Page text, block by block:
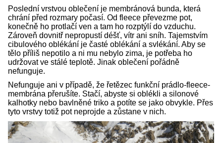
Poslední vrstvou oblečení je membránová bunda, která
chrání před rozmary počasí. Od fleece převezme pot,
konečně ho protlačí ven a tam ho rozptýlí do vzduchu.
Zároveň dovnitř nepropustí déšť, vítr ani sníh. Tajemstvím
cibulového oblékání je časté oblékání a svlékání. Aby se
tělo příliš nepotilo a ni mu nebylo zima, je potřeba ho
udržovat ve stálé teplotě. Jinak oblečení pořádně
nefunguje.
Nefunguje ani v případě, že řetězec funkční prádlo-fleece-
membrána přerušíte. Stačí, abyste si oblékli a silonové
kalhotky nebo bavlněné triko a potíte se jako obvykle. Přes
tyto vrstvy totiž pot neprojde a zůstane v nich.